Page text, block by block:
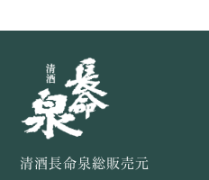
清酒長命泉総販売元